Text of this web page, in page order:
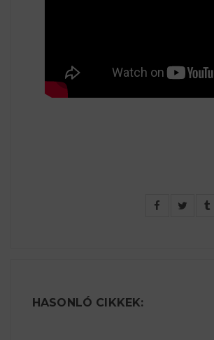
HASONLÓ CIKKEK: